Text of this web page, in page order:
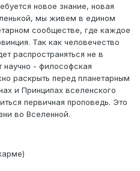
новое знание, новая
мы живем в едином
сообществе, где каждое
Так как человечество
распространяться не в
научно - философская
раскрыть перед планетарным
и Принципах вселенского
первичная проповедь. Это
во Вселенной.